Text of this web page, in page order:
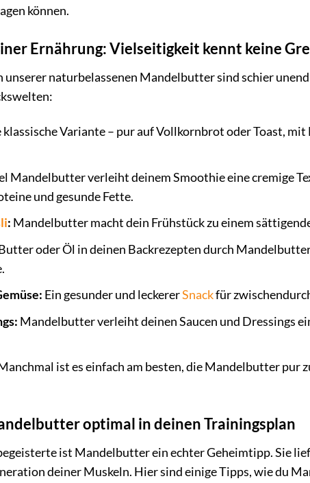
können.
Ernährung: Vielseitigkeit kennt keine
unserer naturbelassenen Mandelbutter sind schier
klassische Variante – pur auf Vollkornbrot oder Toast,
Mandelbutter verleiht deinem Smoothie eine cremige
und gesunde Fette.
: Mandelbutter macht dein Frühstück zu einem
oder Öl in deinen Backrezepten durch
Ein gesunder und leckererSnackfür
Mandelbutter verleiht deinen Saucen und Dressings
ist es einfach am besten, die Mandelbutter pur
optimal in deinen Trainingsplan
ist Mandelbutter ein echter Geheimtipp. Sie
deiner Muskeln. Hier sind einige Tipps, wie du